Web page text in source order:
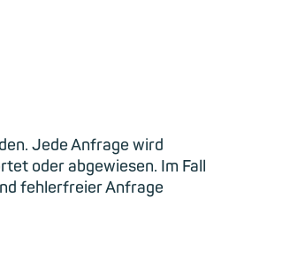
Jede Anfrage wird
oder abgewiesen. Im Fall
fehlerfreier Anfrage